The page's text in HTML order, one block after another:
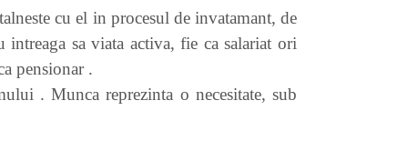
cu el in procesul de invatamant, de
sa viata activa, fie ca salariat ori
pensionar .
. Munca reprezinta o necesitate, sub